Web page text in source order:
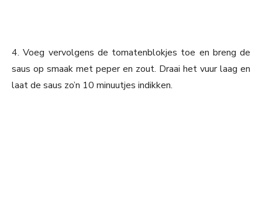
4. Voeg vervolgens de tomatenblokjes toe en breng de
saus op smaak met peper en zout. Draai het vuur laag en
laat de saus zo’n 10 minuutjes indikken.